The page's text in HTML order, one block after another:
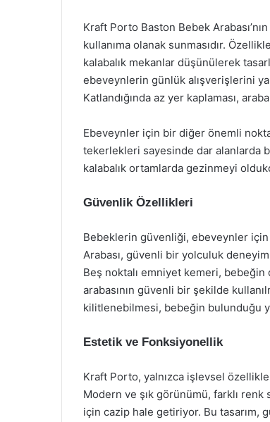
Kraft Porto Baston Bebek
kullanıma olanak sunmasıdır.
kalabalık mekanlar düşünülerek
ebeveynlerin günlük alışverişlerini
Katlandığında az yer kaplaması,
Ebeveynler için bir diğer önemli
tekerlekleri sayesinde dar alanlarda
kalabalık ortamlarda gezinmeyi
Güvenlik Özellikleri
Bebeklerin güvenliği, ebeveynler
Arabası, güvenli bir yolculuk
Beş noktalı emniyet kemeri,
arabasının güvenli bir şekilde
kilitlenebilmesi, bebeğin bulunduğu
Estetik ve Fonksiyonellik
Kraft Porto, yalnızca işlevsel
Modern ve şık görünümü, farklı
için cazip hale getiriyor. Bu tasarım,